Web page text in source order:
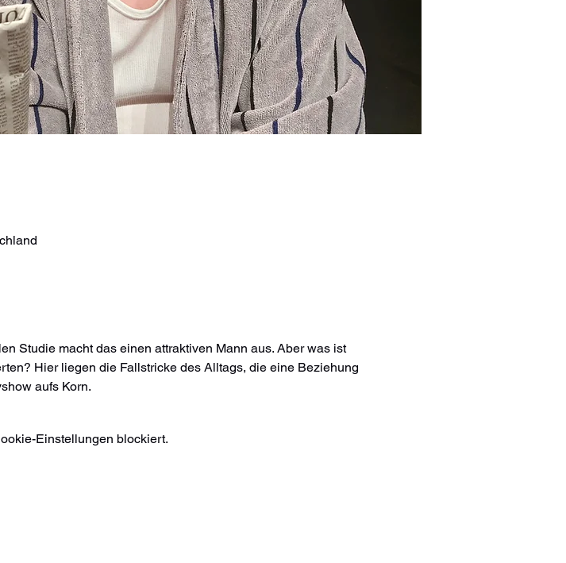
Studie macht das einen attraktiven Mann aus. Aber was ist
Hier liegen die Fallstricke des Alltags, die eine Beziehung
aufs Korn.
Einstellungen blockiert.